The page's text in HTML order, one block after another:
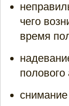
чего
время
полового